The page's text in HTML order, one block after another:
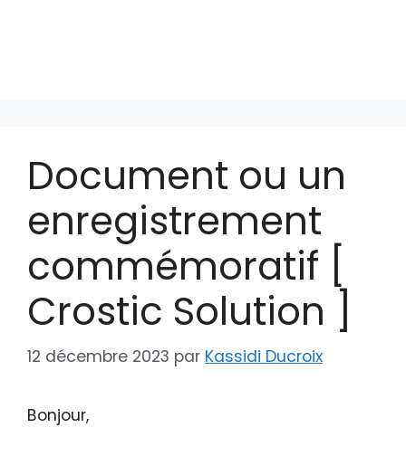
Document ou un
enregistrement
commémoratif [
Crostic Solution ]
12 décembre 2023 par Kassidi Ducroix
Bonjour,